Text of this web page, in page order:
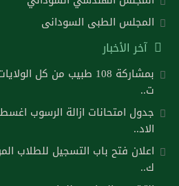
المجلس الطبى السودانى
آخر الأخبار
بمشاركة 108 طبيب من كل
ت..
الاد..
اعلان فتح باب التسجيل للطلاب
ك..